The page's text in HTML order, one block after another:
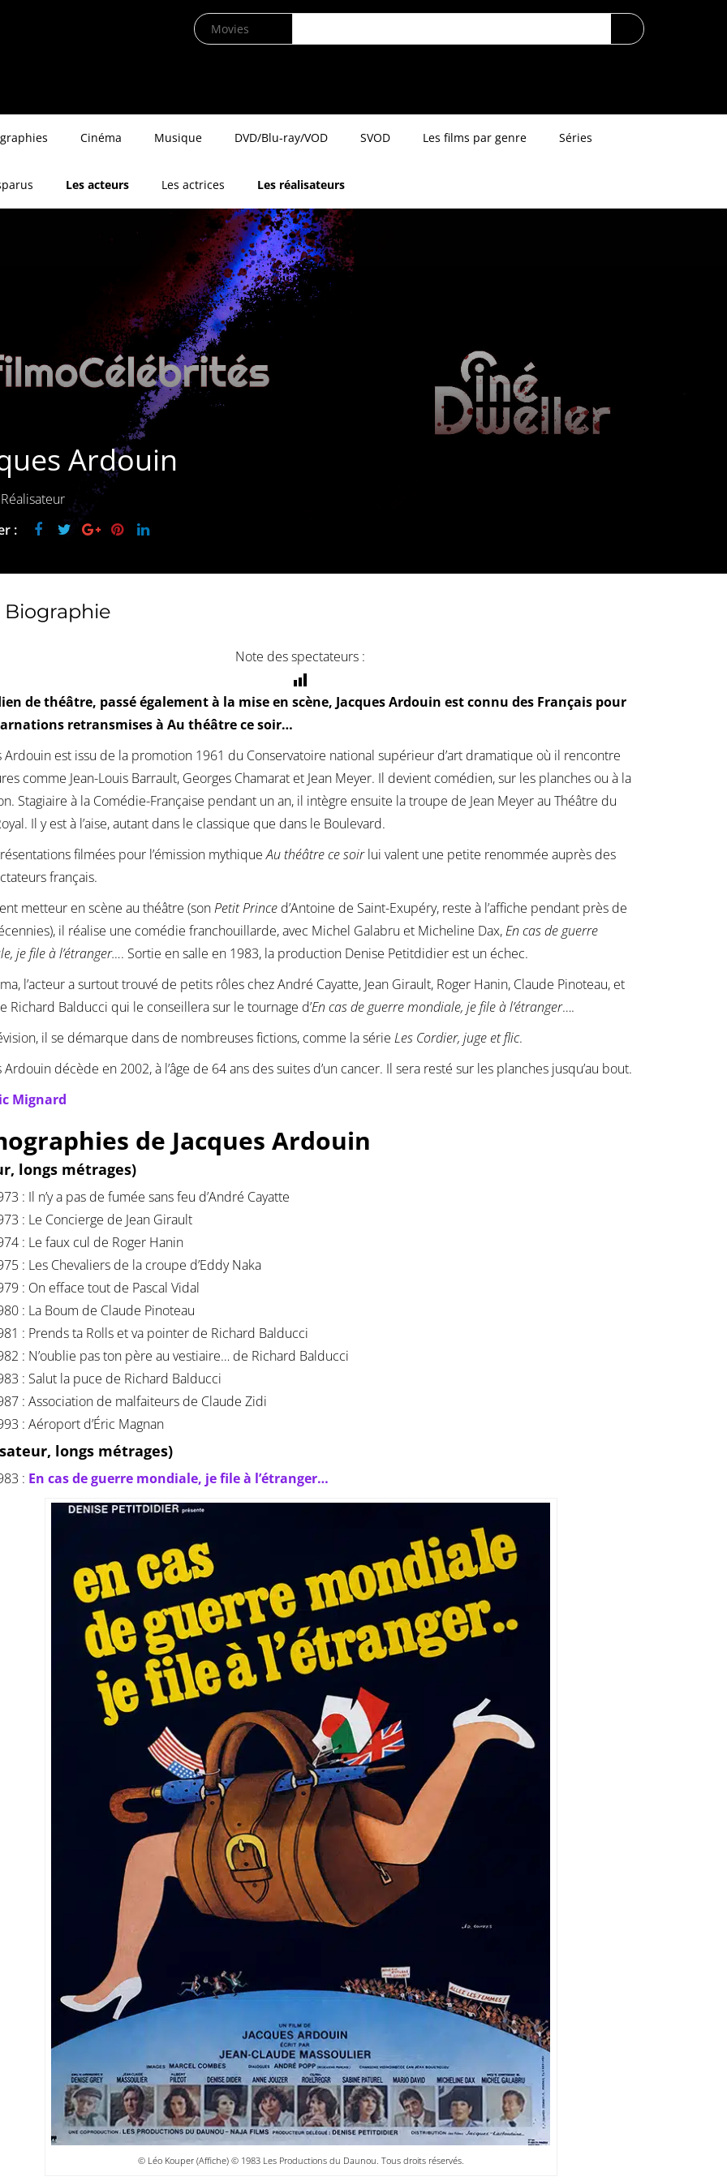
Cinéma Musique DVD/Blu-ray/VOD SVOD Les films par genre Séries
Les acteurs Les actrices Les réalisateurs
Ardouin
:
Biographie
Note des spectateurs :
de théâtre, passé également à la mise en scène, Jacques Ardouin est connu des Français pour
retransmises à Au théâtre ce soir…
Ardouin est issu de la promotion 1961 du Conservatoire national supérieur d’art dramatique où il rencontre
comme Jean-Louis Barrault, Georges Chamarat et Jean Meyer. Il devient comédien, sur les planches ou à la
Stagiaire à la Comédie-Française pendant un an, il intègre ensuite la troupe de Jean Meyer au Théâtre du
Il y est à l’aise, autant dans le classique que dans le Boulevard.
filmées pour l’émission mythiqueAu théâtre ce soirlui valent une petite renommée auprès des
français.
metteur en scène au théâtre (sonPetit Prince d’Antoine de Saint-Exupéry, reste à l’affiche pendant près de
il réalise une comédie franchouillarde, avec Michel Galabru et Micheline Dax,En cas de guerre
je file à l’étranger…. Sortie en salle en 1983, la production Denise Petitdidier est un échec.
l’acteur a surtout trouvé de petits rôles chez André Cayatte, Jean Girault, Roger Hanin, Claude Pinoteau, et
Richard Balducci qui le conseillera sur le tournage d’En cas de guerre mondiale, je file à l’étranger….
il se démarque dans de nombreuses fictions, comme la série Les Cordier, juge et flic.
Ardouin décède en 2002, à l’âge de 64 ans des suites d’un cancer. Il sera resté sur les planches jusqu’au bout.
Mignard
de Jacques Ardouin
longs métrages)
: Il n’y a pas de fumée sans feu d’André Cayatte
: Le Concierge de Jean Girault
: Le faux cul de Roger Hanin
: Les Chevaliers de la croupe d’Eddy Naka
: On efface tout de Pascal Vidal
: La Boum de Claude Pinoteau
: Prends ta Rolls et va pointer de Richard Balducci
: N’oublie pas ton père au vestiaire… de Richard Balducci
: Salut la puce de Richard Balducci
: Association de malfaiteurs de Claude Zidi
: Aéroport d’Éric Magnan
longs métrages)
: En cas de guerre mondiale, je file à l’étranger…
© Léo Kouper (Affiche) © 1983 Les Productions du Daunou. Tous droits réservés.